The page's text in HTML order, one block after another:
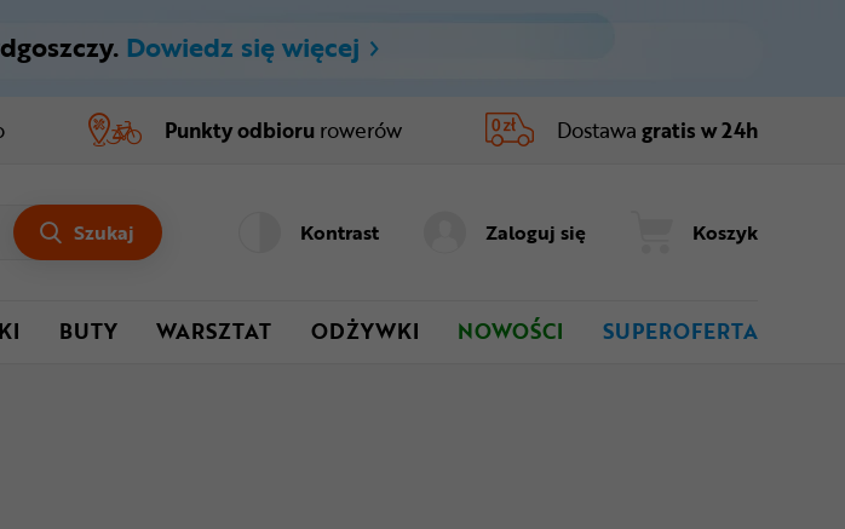
Dowiedz się więcej
Punkty odbioru rowerów Dostawa gratis w 24h
Szukaj Kontrast Zaloguj się Koszyk
BUTY WARSZTAT ODŻYWKI NOWOŚCI SUPEROFERTA